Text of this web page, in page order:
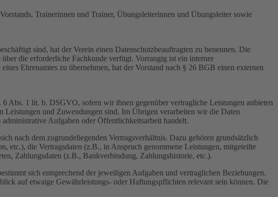
Trainerinnen und Trainer, Übungsleiterinnen und Übungsleiter sowie
sind, hat der Verein einen Datenschutzbeauftragten zu benennen. Die
die erforderliche Fachkunde verfügt. Vorrangig ist ein interner
Ehrenamtes zu übernehmen, hat der Vorstand nach § 26 BGB einen externen
Abs. 1 lit. b. DSGVO, sofern wir ihnen gegenüber vertragliche Leistungen anbieten
Leistungen und Zuwendungen sind. Im Übrigen verarbeiten wir die Daten
Aufgaben oder Öffentlichkeitsarbeit handelt.
nach dem zugrundeliegenden Vertragsverhältnis. Dazu gehören grundsätzlich
etc.), die Vertragsdaten (z.B., in Anspruch genommene Leistungen, mitgeteilte
Zahlungsdaten (z.B., Bankverbindung, Zahlungshistorie, etc.).
sich entsprechend der jeweiligen Aufgaben und vertraglichen Beziehungen.
auf etwaige Gewährleistungs- oder Haftungspflichten relevant sein können. Die